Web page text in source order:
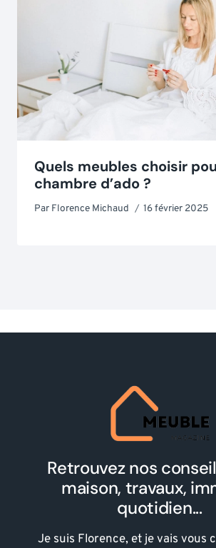
Quels meubles choisir
chambre d’ado ?
Par Florence Michaud 16 février 2025
Retrouvez nos
maison, travaux,
quotidien...
Je suis Florence, et je vais vous